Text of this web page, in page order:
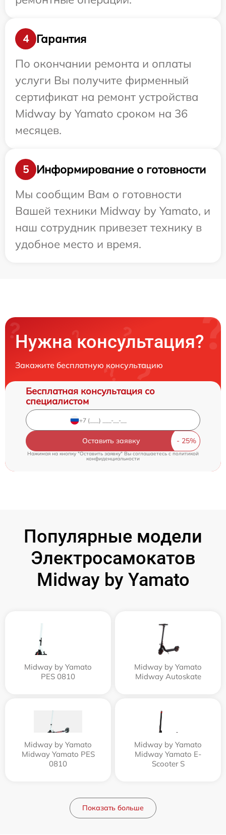
4
Гарантия
По окончании ремонта и оплаты
услуги Вы получите фирменный
сертификат на ремонт устройства
Midway by Yamato сроком на 36
месяцев.
5
Информирование о готовности
Мы сообщим Вам о готовности
Вашей техники Midway by Yamato, и
наш сотрудник привезет технику в
удобное место и время.
Нужна консультация?
Закажите бесплатную консультацию
Бесплатная консультация со
специалистом
Оставить заявку
Нажимая на кнопку "Оставить заявку" Вы соглашаетесь c политикой
конфиденциальности
Популярные модели
Электросамокатов
Midway by Yamato
Midway by Yamato
PES 0810
Midway by Yamato
Midway Autoskate
Midway by Yamato
Midway Yamato PES
0810
Midway by Yamato
Midway Yamato E-
Scooter S
Показать больше